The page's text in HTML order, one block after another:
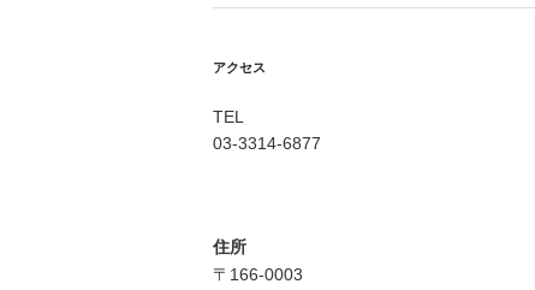
アクセス
TEL
03-3314-6877
住所
〒166-0003